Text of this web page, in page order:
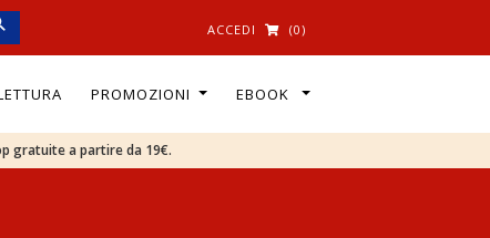
ACCEDI (0)
PROMOZIONI EBOOK
gratuite a partire da 19€.